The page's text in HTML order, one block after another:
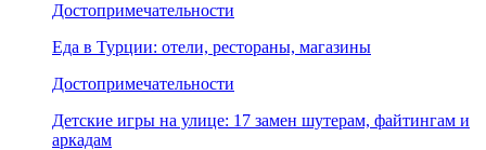
Достопримечательности
Еда в Турции: отели, рестораны, магазины
Достопримечательности
Детские игры на улице: 17 замен шутерам, файтингам и
аркадам